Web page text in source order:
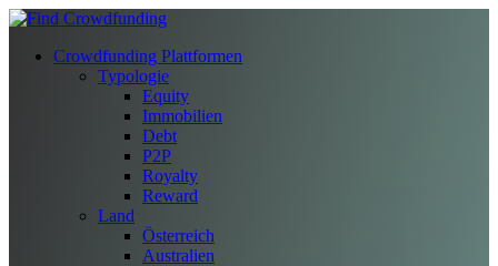
Crowdfunding Plattformen
Typologie
Equity
Immobilien
Debt
P2P
Royalty
Reward
Land
Österreich
Australien